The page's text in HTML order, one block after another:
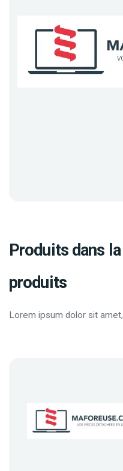
Produits dans
produits
Lorem ipsum dolor sit